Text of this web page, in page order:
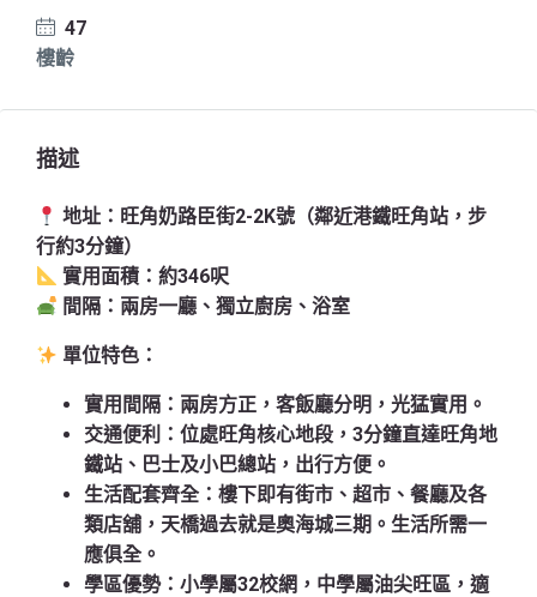
47
樓齡
描述
地址：旺角奶路臣街2-2K號（鄰近港鐵旺角站，步
行約3分鐘）
實用面積：約346呎
間隔：兩房一廳、獨立廚房、浴室
單位特色：
實用間隔 ：兩房方正，客飯廳分明，光猛實用。
交通便利 ：位處旺角核心地段，3分鐘直達旺角地
鐵站、巴士及小巴總站，出行方便。
生活配套齊全 ：樓下即有街市、超市、餐廳及各
類店舖，天橋過去就是奧海城三期。生活所需一
應俱全。
學區優勢：小學屬32校網，中學屬油尖旺區，適